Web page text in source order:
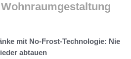
Wohnraumgestaltung
mit No-Frost-Technologie: Nie
abtauen